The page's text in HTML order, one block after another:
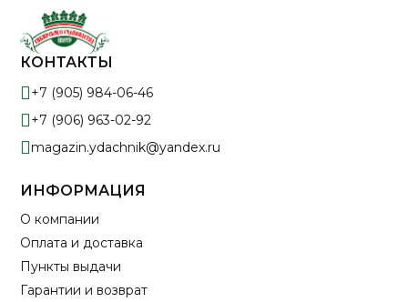
КОНТАКТЫ
+7 (905) 984-06-46
+7 (906) 963-02-92
magazin.ydachnik@yandex.ru
ИНФОРМАЦИЯ
О компании
Оплата и доставка
Пункты выдачи
Гарантии и возврат